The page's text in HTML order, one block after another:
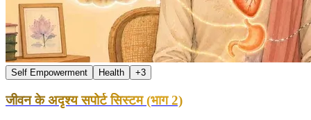
Self Empowerment Health +3
जीवन के अदृश्य सपोर्ट सिस्टम (भाग 2)